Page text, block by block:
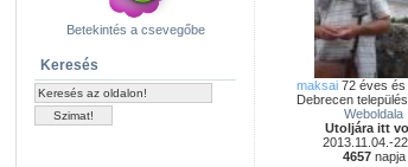
Betekintés a csevegőbe
Keresés
maksai72 éves és
Debrecen
Weboldala
Utoljára itt
2013.11.04.-
4657napja